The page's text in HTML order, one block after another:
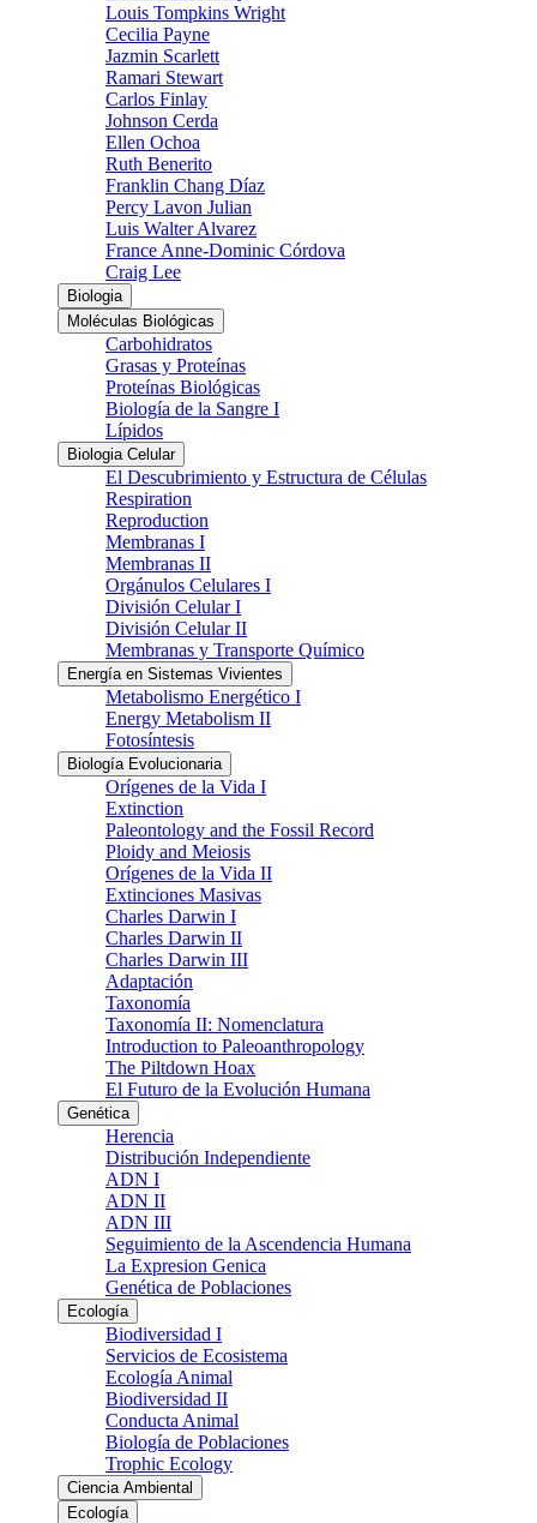
Louis Tompkins Wright
Cecilia Payne
Jazmin Scarlett
Ramari Stewart
Carlos Finlay
Johnson Cerda
Ellen Ochoa
Ruth Benerito
Franklin Chang Díaz
Percy Lavon Julian
Luis Walter Alvarez
France Anne-Dominic Córdova
Craig Lee
Biologia
Moléculas Biológicas
Carbohidratos
Grasas y Proteínas
Proteínas Biológicas
Biología de la Sangre I
Lípidos
Biologia Celular
El Descubrimiento y Estructura de Células
Respiration
Reproduction
Membranas I
Membranas II
Orgánulos Celulares I
División Celular I
División Celular II
Membranas y Transporte Químico
Energía en Sistemas Vivientes
Metabolismo Energético I
Energy Metabolism II
Fotosíntesis
Biología Evolucionaria
Orígenes de la Vida I
Extinction
Paleontology and the Fossil Record
Ploidy and Meiosis
Orígenes de la Vida II
Extinciones Masivas
Charles Darwin I
Charles Darwin II
Charles Darwin III
Adaptación
Taxonomía
Taxonomía II: Nomenclatura
Introduction to Paleoanthropology
The Piltdown Hoax
El Futuro de la Evolución Humana
Genética
Herencia
Distribución Independiente
ADN I
ADN II
ADN III
Seguimiento de la Ascendencia Humana
La Expresion Genica
Genética de Poblaciones
Ecología
Biodiversidad I
Servicios de Ecosistema
Ecología Animal
Biodiversidad II
Conducta Animal
Biología de Poblaciones
Trophic Ecology
Ciencia Ambiental
Ecología